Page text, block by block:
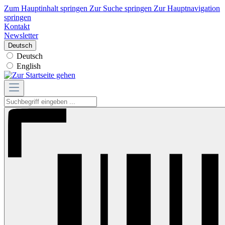
Zum Hauptinhalt springen Zur Suche springen Zur Hauptnavigation
springen
Kontakt
Newsletter
Deutsch
Deutsch
English